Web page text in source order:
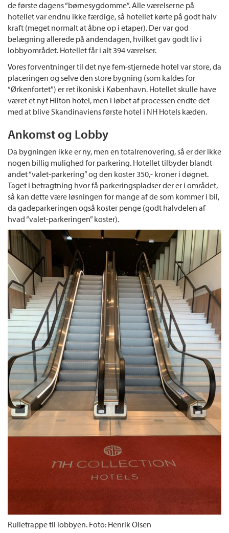
de første dagens “børnesygdomme”. Alle værelserne på
hotellet var endnu ikke færdige, så hotellet kørte på godt halv
kraft (meget normalt at åbne op i etaper). Der var god
belægning allerede på andendagen, hvilket gav godt liv i
lobbyområdet. Hotellet får i alt 394 værelser.
Vores forventninger til det nye fem-stjernede hotel var store, da
placeringen og selve den store bygning (som kaldes for
“Ørkenfortet”) er ret ikonisk i København. Hotellet skulle have
været et nyt Hilton hotel, men i løbet af processen endte det
med at blive Skandinaviens første hotel i NH Hotels kæden.
Ankomst og Lobby
Da bygningen ikke er ny, men en totalrenovering, så er der ikke
nogen billig mulighed for parkering. Hotellet tilbyder blandt
andet “valet-parkering” og den koster 350,- kroner i døgnet.
Taget i betragtning hvor få parkeringspladser der er i området,
så kan dette være løsningen for mange af de som kommer i bil,
da gadeparkeringen også koster penge (godt halvdelen af
hvad “valet-parkeringen” koster).
Rulletrappe til lobbyen. Foto: Henrik Olsen